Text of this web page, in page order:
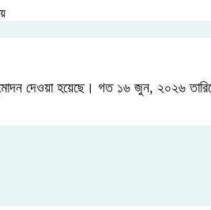
দেওয়া হয়েছে। গত ১৬ জুন, ২০২৬